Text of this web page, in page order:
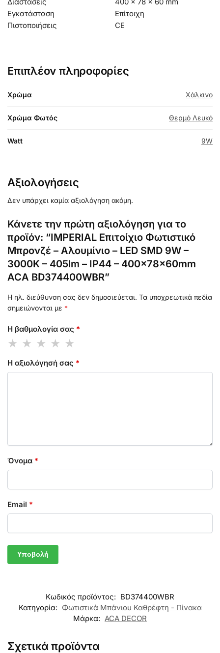
Εγκατάσταση
Επίτοιχη
Πιστοποιήσεις
CE
Επιπλέον πληροφορίες
Χρώμα Χάλκινο
Χρώμα Φωτός Θερμό Λευκό
Watt 9W
Αξιολογήσεις
Δεν υπάρχει καμία αξιολόγηση ακόμη.
Κάνετε την πρώτη αξιολόγηση για το
προϊόν: “IMPERIAL Επιτοίχιο Φωτιστικό
Μπρονζέ – Αλουμίνιο – LED SMD 9W –
3000K – 405lm – IP44 – 400×78×60mm
ACA BD374400WBR”
Η ηλ. διεύθυνση σας δεν δημοσιεύεται. Τα υποχρεωτικά πεδία
σημειώνονται με *
Η βαθμολογία σας *
Η αξιολόγησή σας *
Όνομα *
Email *
Κωδικός προϊόντος: BD374400WBR
Κατηγορία: Φωτιστικά Μπάνιου Καθρέφτη - Πίνακα
Μάρκα: ACA DECOR
Σχετικά προϊόντα